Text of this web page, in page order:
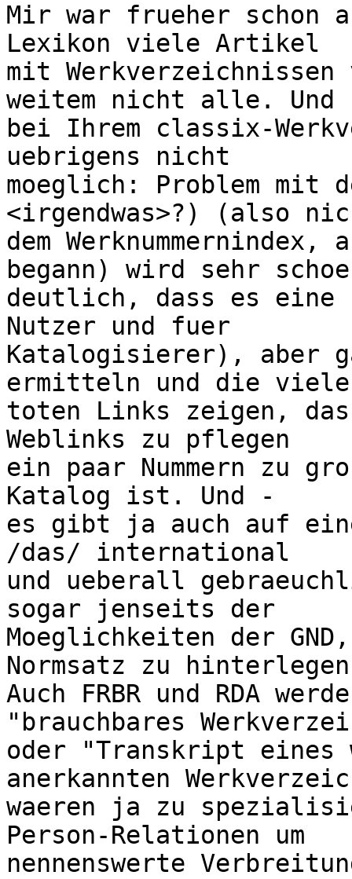
Mir war frueher schon
Lexikon viele Artikel
mit
weitem nicht alle. Und
bei Ihrem classix-
uebrigens nicht
moeglich: Problem mit
<irgendwas>?) (also
dem
begann) wird sehr
deutlich, dass es eine
Nutzer und fuer
Katalogisierer), aber
ermitteln und die
toten Links zeigen,
Weblinks zu pflegen
ein paar Nummern zu
Katalog ist. Und -
es gibt ja auch auf
/das/ international
und ueberall
sogar jenseits der
Moeglichkeiten der
Normsatz zu
Auch FRBR und RDA
"brauchbares
oder "Transkript eines
anerkannten
waeren ja zu
Person-Relationen um
nennenswerte